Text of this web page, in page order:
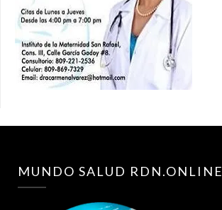
MUNDO SALUD RDN.ONLINE